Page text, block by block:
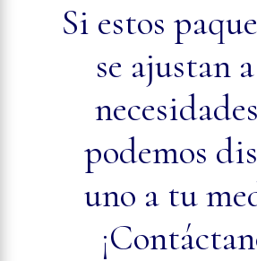
Si estos
se ajustan
podemos
uno a tu